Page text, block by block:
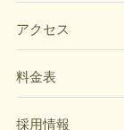
アクセス
料金表
採用情報